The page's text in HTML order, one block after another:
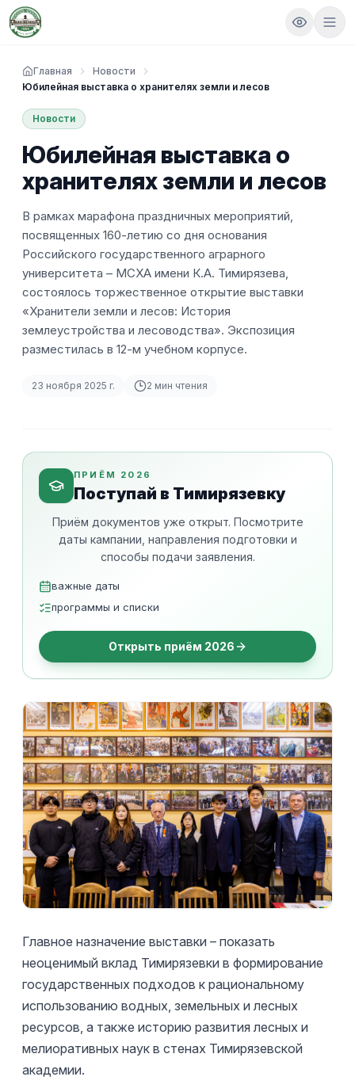
Главная
Новости
Юбилейная выставка о хранителях земли и лесов
Новости
Юбилейная выставка о
хранителях земли и лесов
В рамках марафона праздничных мероприятий,
посвященных 160-летию со дня основания
Российского государственного аграрного
университета – МСХА имени К.А. Тимирязева,
состоялось торжественное открытие выставки
«Хранители земли и лесов: История
землеустройства и лесоводства». Экспозиция
разместилась в 12-м учебном корпусе.
23 ноября 2025 г. 2 мин чтения
ПРИЁМ 2026
Поступай в Тимирязевку
Приём документов уже открыт. Посмотрите
даты кампании, направления подготовки и
способы подачи заявления.
важные даты
программы и списки
Открыть приём 2026
Главное назначение выставки – показать
неоценимый вклад Тимирязевки в формирование
государственных подходов к рациональному
использованию водных, земельных и лесных
ресурсов, а также историю развития лесных и
мелиоративных наук в стенах Тимирязевской
академии.